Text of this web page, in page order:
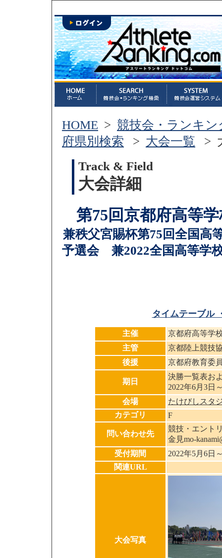
HOME > 競技会・ランキン
府県別検索 > 大会一覧 >
Track & Field
大会詳細
第75回京都府高等
兼秩父宮賜杯第75回全国高
予選会 兼2022全国高等学
タイムテーブル
主催
京都府高等学
主管
京都陸上競技
後援
京都府教育委
期日
決勝一覧表お
2022年6月3日
会場
たけびしスタ
カテゴリ
F
問い合わせ先
競技・エント
金見mo-
受付期間
2022年5月6日
関連URL
大会写真